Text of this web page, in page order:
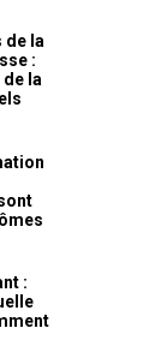
de la
:
la
: